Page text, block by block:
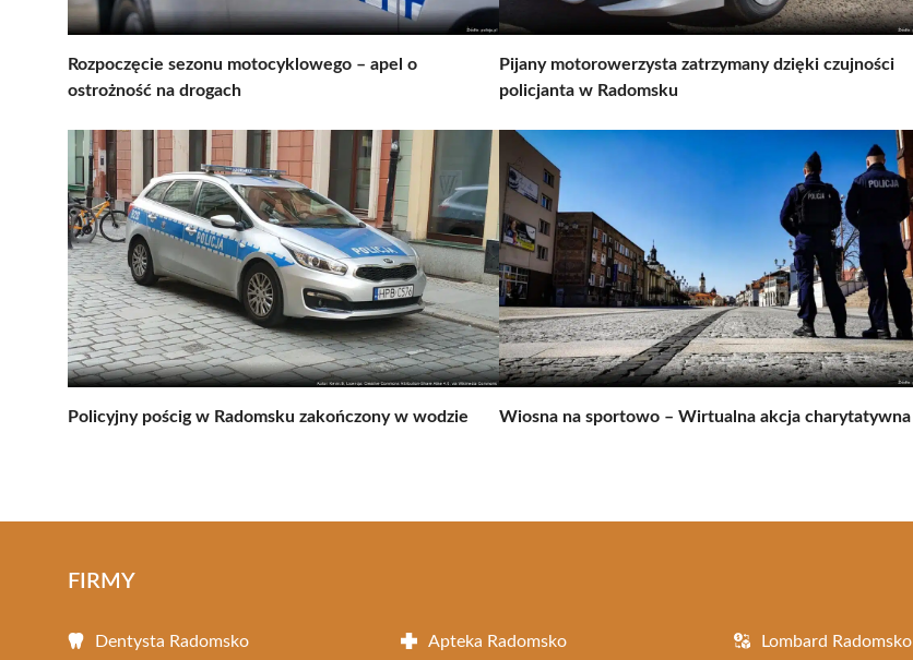
Rozpoczęcie sezonu motocyklowego – apel o
ostrożność na drogach
Pijany motorowerzysta zatrzymany dzięki czujności
policjanta w Radomsku
Policyjny pościg w Radomsku zakończony w wodzie Wiosna na sportowo – Wirtualna akcja charytatywna
FIRMY
Dentysta Radomsko Apteka Radomsko Lombard Radomsko